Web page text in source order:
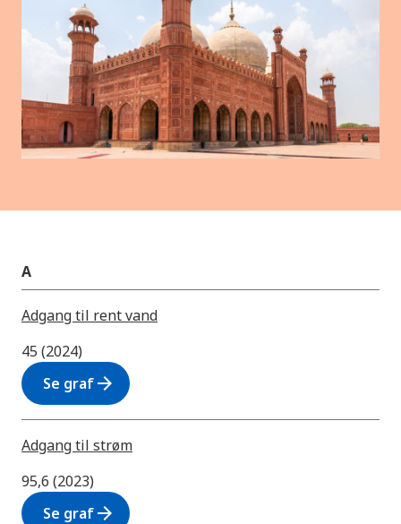
A
Adgang til rent vand
45 (2024)
Se grafarrow_forward
Adgang til strøm
95,6 (2023)
Se grafarrow_forward